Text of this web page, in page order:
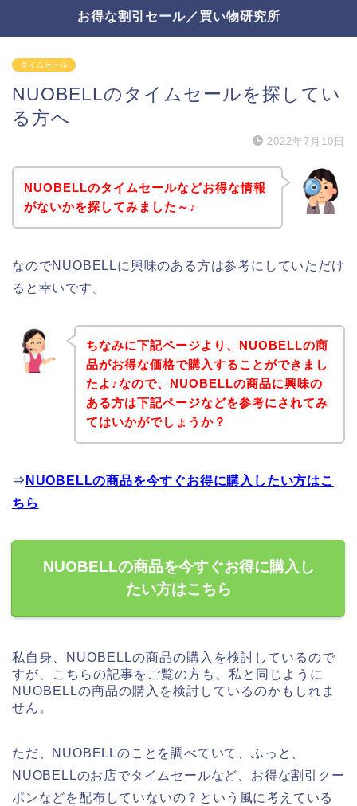
お得な割引セール／買い物研究所
タイムセール
NUOBELLのタイムセールを探してい
る方へ
2022年7月10日
NUOBELLのタイムセールなどお得な情報
がないかを探してみました～♪
なのでNUOBELLに興味のある方は参考にしていただけ
ると幸いです。
ちなみに下記ページより、NUOBELLの商
品がお得な価格で購入することができまし
たよ♪なので、NUOBELLの商品に興味の
ある方は下記ページなどを参考にされてみ
てはいかがでしょうか？
⇒ NUOBELLの商品を今すぐお得に購入したい方はこ
ちら
NUOBELLの商品を今すぐお得に購入し
たい方はこちら
私自身、NUOBELLの商品の購入を検討しているので
すが、こちらの記事をご覧の方も、私と同じように
NUOBELLの商品の購入を検討しているのかもしれま
せん。
ただ、NUOBELLのことを調べていて、ふっと、
NUOBELLのお店でタイムセールなど、お得な割引クー
ポンなどを配布していないの？という風に考えている